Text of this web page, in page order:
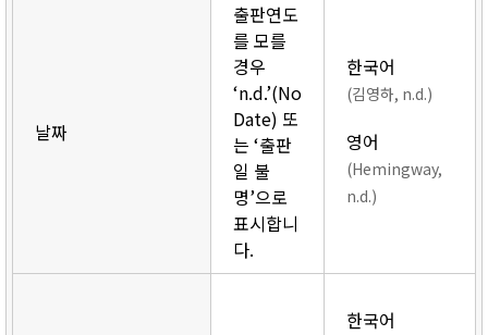
날짜
출판연도
를 모를
경우
‘n.d.’(No
Date) 또
는 ‘출판
일 불
명’으로
표시합니
다.
한국어
(김영하, n.d.)
영어
(Hemingway,
n.d.)
한국어